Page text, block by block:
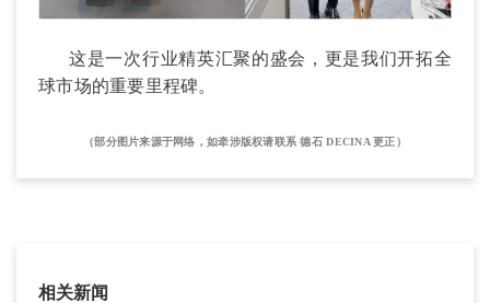
这是一次行业精英汇聚的盛会，更是我们开拓全
球市场的重要里程碑。
（部分图片来源于网络，如牵涉版权请联系 德石 DECINA 更正）
相关新闻